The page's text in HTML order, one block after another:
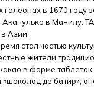
галеонах в 1670 году
Акапулько в Манилу.
Азии.
стал частью
жители
в форме
«шоколад де батир»,